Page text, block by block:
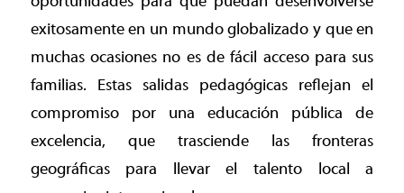
exitosamente en un mundo globalizado y que en
muchas ocasiones no es de fácil acceso para sus
familias. Estas salidas pedagógicas reflejan el
compromiso por una educación pública de
excelencia, que trasciende las fronteras
geográficas para llevar el talento local a